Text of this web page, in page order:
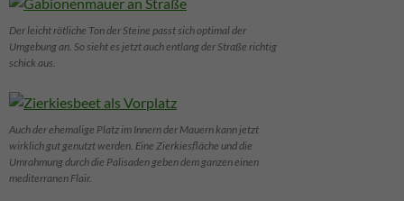
Der leicht rötliche Ton der Steine passt sich optimal der
Umgebung an. So sieht es jetzt auch entlang der Straße richtig
schick aus.
Auch der ehemalige Platz im Innern der Mauern kann jetzt
wirklich gut genutzt werden. Eine Zierkiesfläche und die
Umrahmung durch die Palisaden geben dem ganzen einen
mediterranen Flair.